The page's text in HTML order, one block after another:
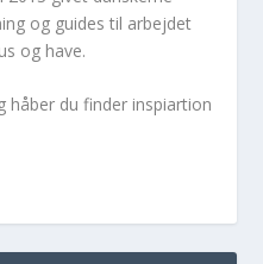
og guides til arbejdet
og have.
håber du finder inspiartion